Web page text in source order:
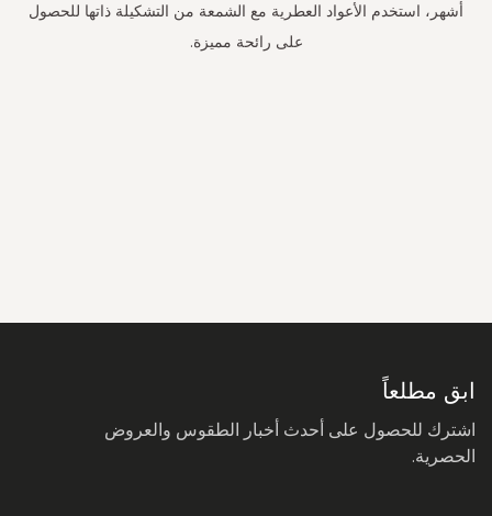
أشهر، استخدم الأعواد العطرية مع الشمعة من التشكيلة ذاتها للحصول
على رائحة مميزة.
ابق مطلعاً
اشترك للحصول على أحدث أخبار الطقوس والعروض
الحصرية.